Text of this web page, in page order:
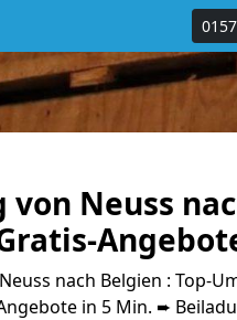
von Neuss
nach Belgien : Top-
in 5 Min. ➨